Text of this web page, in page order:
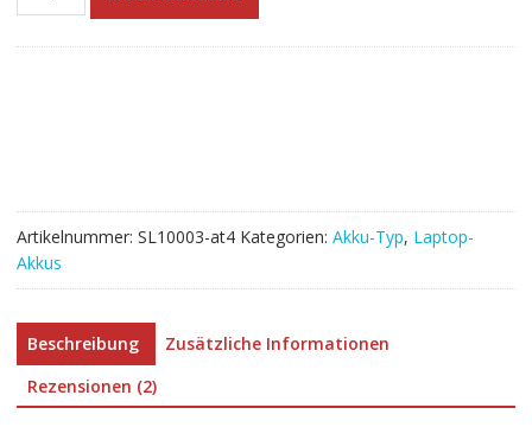
Artikelnummer: SL10003-at4 Kategorien: Akku-Typ, Laptop-
Akkus
Beschreibung
Zusätzliche Informationen
Rezensionen (2)